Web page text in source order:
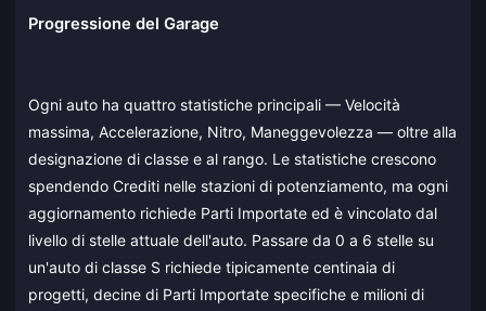
Progressione del Garage
Ogni auto ha quattro statistiche principali — Velocità
massima, Accelerazione, Nitro, Maneggevolezza — oltre alla
designazione di classe e al rango. Le statistiche crescono
spendendo Crediti nelle stazioni di potenziamento, ma ogni
aggiornamento richiede Parti Importate ed è vincolato dal
livello di stelle attuale dell'auto. Passare da 0 a 6 stelle su
un'auto di classe S richiede tipicamente centinaia di
progetti, decine di Parti Importate specifiche e milioni di